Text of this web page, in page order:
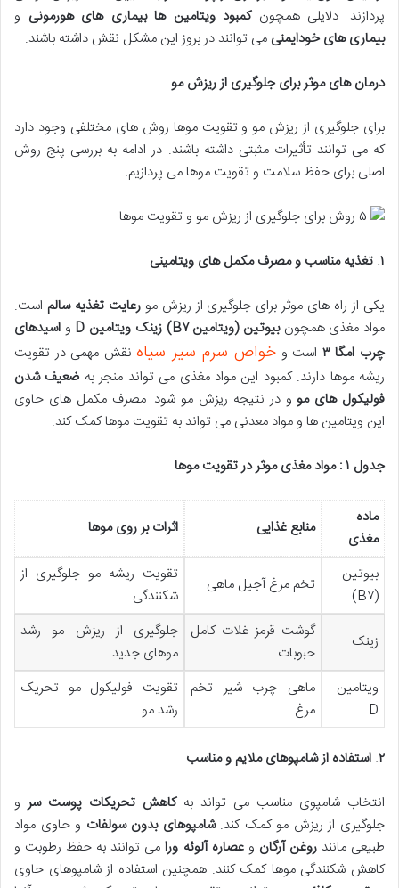
پردازند. دلایلی همچونکمبود ویتامین ها بیماری های هورمونی و
بیماری های خودایمنی می توانند در بروز این مشکل نقش داشته باشند.
درمان های موثر برای جلوگیری از ریزش مو
برای جلوگیری از ریزش مو و تقویت موها روش های مختلفی وجود دارد
که می توانند تأثیرات مثبتی داشته باشند. در ادامه به بررسی پنج روش
اصلی برای حفظ سلامت و تقویت موها می پردازیم.
۱. تغذیه مناسب و مصرف مکمل های ویتامینی
یکی از راه های موثر برای جلوگیری از ریزش مورعایت تغذیه سالم است.
مواد مغذی همچونبیوتین (ویتامینB۷ ) زینک ویتامین و اسیدهای
چرب امگا۳ است و خواص سرم سیر سیاهنقش مهمی در تقویت
ریشه موها دارند. کمبود این مواد مغذی می تواند منجر به ضعیف شدن
فولیکول های مو و در نتیجه ریزش مو شود. مصرف مکمل های حاوی
این ویتامین ها و مواد معدنی می تواند به تقویت موها کمک کند.
جدول ۱ : مواد مغذی موثر در تقویت موها
ماده
مغذی
منابع غذایی اثرات بر روی موها
بیوتین
(B۷)
تخم مرغ آجیل ماهی
تقویت ریشه مو جلوگیری از
شکنندگی
زینک
گوشت قرمز غلات کامل
حبوبات
جلوگیری از ریزش مو رشد
موهای جدید
ویتامین
D
ماهی چرب شیر تخم
مرغ
تقویت فولیکول مو تحریک
رشد مو
۲. استفاده از شامپوهای ملایم و مناسب
انتخاب شامپوی مناسب می تواند بهکاهش تحریکات پوست سرو
جلوگیری از ریزش مو کمک کند.شامپوهای بدون سولفات و حاوی مواد
طبیعی مانندروغن آرگان وعصاره آلوئه ورامی توانند به حفظ رطوبت و
کاهش شکنندگی موها کمک کنند. همچنین استفاده از شامپوهای حاوی